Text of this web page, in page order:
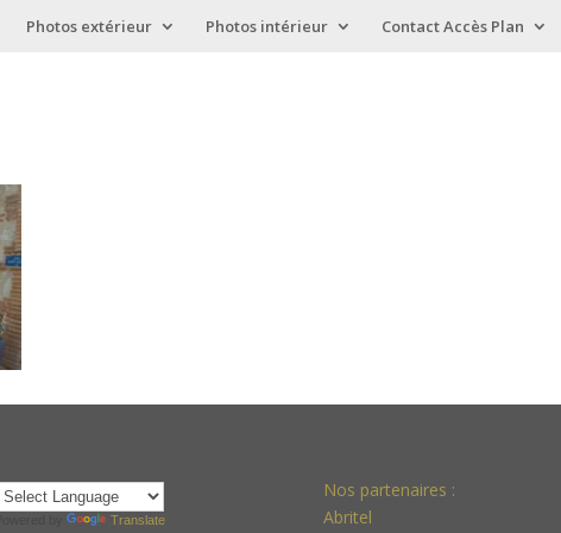
Photos extérieur Photos intérieur Contact Accès Plan
Powered by Translate
Nos partenaires :
Abritel